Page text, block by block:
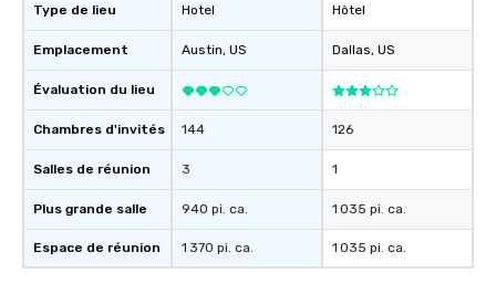
Type de lieu
Emplacement
Évaluation du lieu
Chambres d'invités
Salles de réunion
Plus grande salle
Espace de réunion
Hotel
Austin, US
144
3
940 pi. ca.
1 370 pi. ca.
Hôtel
Dallas, US
126
1
1 035 pi. ca.
1 035 pi. ca.